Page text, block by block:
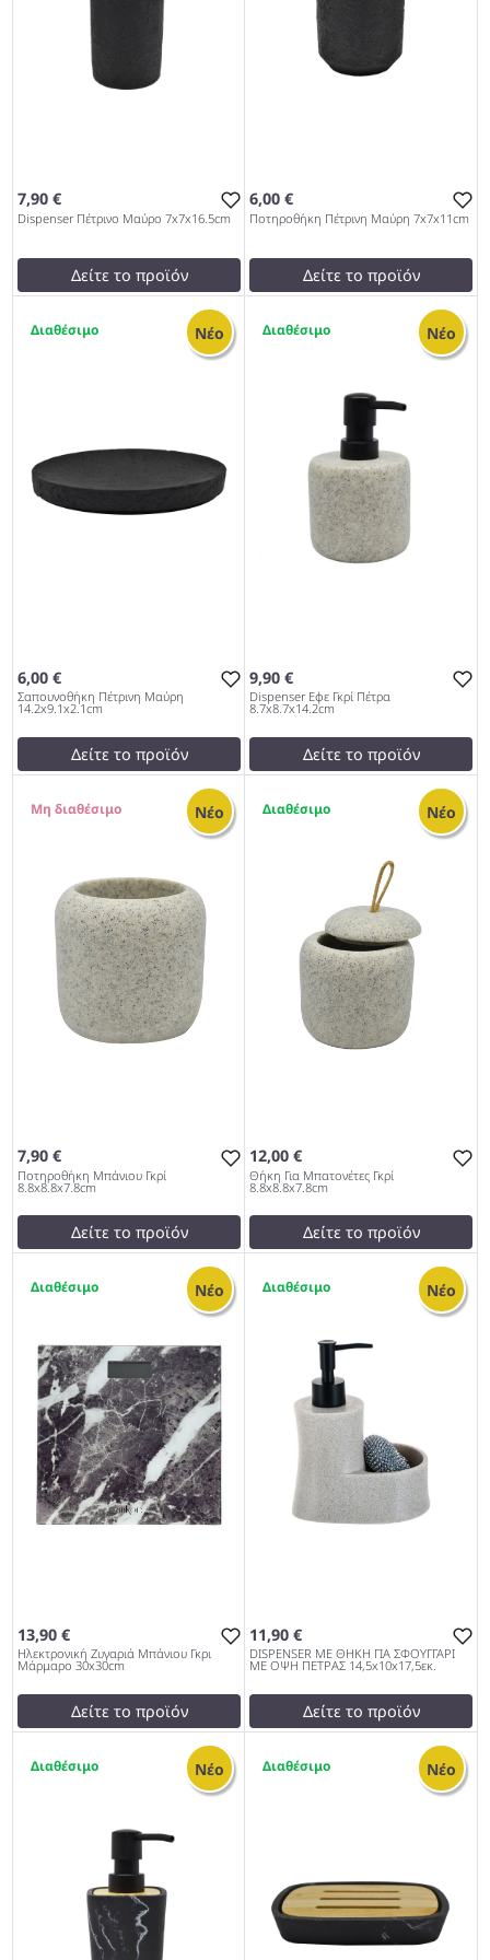
7,90 €
Dispenser Πέτρινο Μαύρο 7x7x16.5cm
Δείτε το προϊόν
testFalse
Dispenser Πέτρινο Μαύρο
6,00 €
Ποτηροθήκη Πέτρινη Μαύρη 7x7x11cm
Δείτε το προϊόν
testFalse
Ποτηροθήκη Πέτρινη Μαύρη
Νέο
6,00 €
Σαπουνοθήκη Πέτρινη Μαύρη
14.2x9.1x2.1cm
Δείτε το προϊόν
testFalse
Νέο
9,90 €
Dispenser Εφε Γκρί Πέτρα
8.7x8.7x14.2cm
Δείτε το προϊόν
testFalse
Dispenser Εφε Γκρί Πέτρα
8.7x8.7x14.2cm 962
Νέο
7,90 €
Ποτηροθήκη Μπάνιου Γκρί
8.8x8.8x7.8cm
Δείτε το προϊόν
testFalse
Ποτηροθήκη Μπάνιου Γκρί
8.8x8.8x7.8cm 962
Νέο
12,00 €
Θήκη Για Μπατονέτες Γκρί
8.8x8.8x7.8cm
Δείτε το προϊόν
testFalse
Θήκη Για Μπατονέτες Γκρί
8.8x8.8x7.8cm 962
Νέο
13,90 €
Ηλεκτρονική Ζυγαριά Μπάνιου Γκρι
Μάρμαρο 30x30cm
Δείτε το προϊόν
testFalse
Νέο
11,90 €
DISPENSER ΜΕ ΘΗΚΗ ΓΙΑ ΣΦΟΥΓΓΑΡΙ
ΜΕ ΟΨΗ ΠΕΤΡΑΣ 14,5x10x17,5εκ.
Δείτε το προϊόν
testFalse
DISPENSER ΜΕ ΘΗΚΗ ΓΙΑ
Νέο Νέο